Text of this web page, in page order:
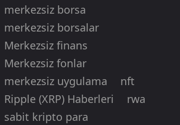
merkezsiz borsa
merkezsiz borsalar
Merkezsiz finans
Merkezsiz fonlar
merkezsiz uygulama
nft
Ripple (XRP) Haberleri
rwa
sabit kripto para